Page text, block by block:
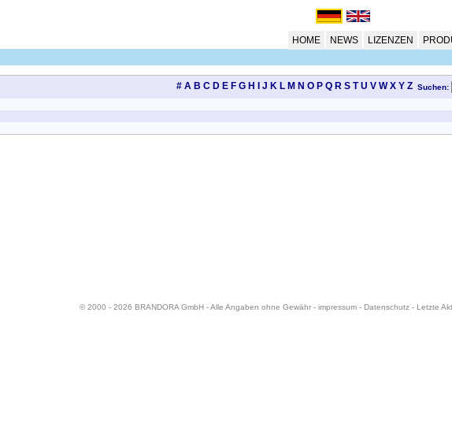
HOME NEWS LIZENZEN
# A B C D E F G H J K L M N O P Q R S T U V W X Y Z Suchen:
© 2000 - 2026 BRANDORA GmbH - Alle Angaben ohne Gewähr - impressum- Datenschutz- Letzte